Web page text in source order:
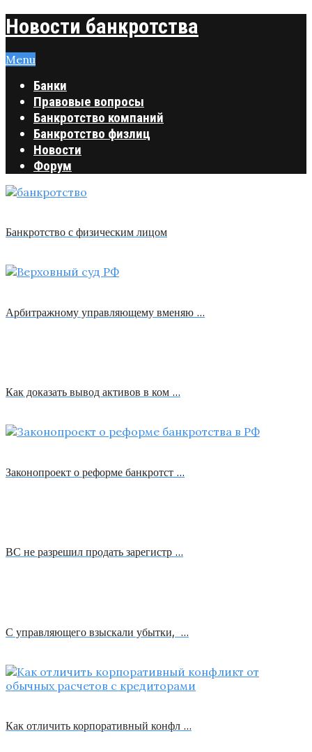
Новости банкротства
Menu
Банки
Правовые вопросы
Банкротство компаний
Банкротство физлиц
Новости
Форум
Банкротство с физическим лицом
Арбитражному управляющему вменяю …
Как доказать вывод активов в ком …
Законопроект о реформе банкротст …
ВС не разрешил продать зарегистр …
С управляющего взыскали убытки, …
Как отличить корпоративный конфл …